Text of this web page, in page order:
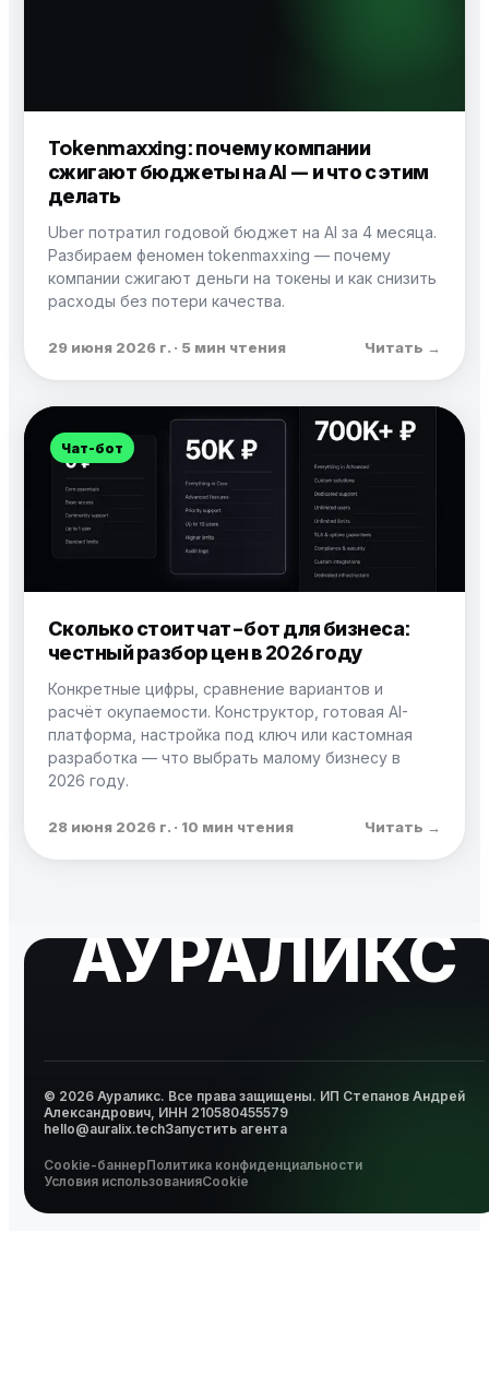
Tokenmaxxing: почему компании
сжигают бюджеты на AI — и что с этим
делать
Uber потратил годовой бюджет на AI за 4 месяца.
Разбираем феномен tokenmaxxing — почему
компании сжигают деньги на токены и как снизить
расходы без потери качества.
29 июня 2026 г. · 5 мин чтения Читать →
Чат-бот
Сколько стоит чат-бот для бизнеса:
честный разбор цен в 2026 году
Конкретные цифры, сравнение вариантов и
расчёт окупаемости. Конструктор, готовая AI-
платформа, настройка под ключ или кастомная
разработка — что выбрать малому бизнесу в
2026 году.
28 июня 2026 г. · 10 мин чтения Читать →
АУРАЛИКС
© 2026 Аураликс. Все права защищены. ИП Степанов Андрей
Александрович, ИНН 210580455579
hello@auralix.techЗапустить агента
Cookie-баннерПолитика конфиденциальности
Условия использованияCookie